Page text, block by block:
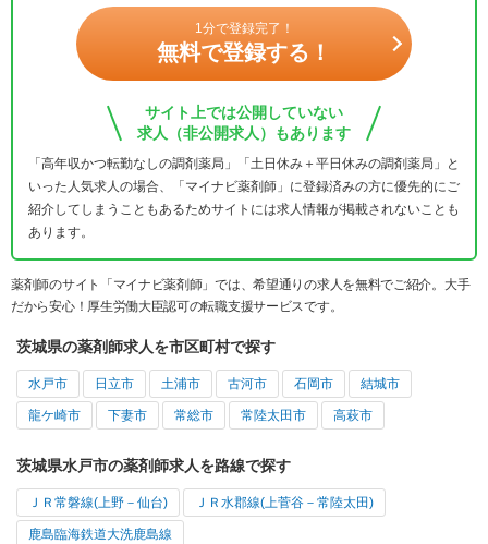
1分で登録完了！
無料で登録する！
サイト上では公開していない
求人（非公開求人）もあります
「高年収かつ転勤なしの調剤薬局」「土日休み＋平日休みの調剤薬局」と
いった人気求人の場合、「マイナビ薬剤師」に登録済みの方に優先的にご
紹介してしまうこともあるためサイトには求人情報が掲載されないことも
あります。
薬剤師のサイト「マイナビ薬剤師」では、希望通りの求人を無料でご紹介。大手
だから安心！厚生労働大臣認可の転職支援サービスです。
茨城県の薬剤師求人を市区町村で探す
水戸市 日立市 土浦市 古河市 石岡市 結城市
龍ケ崎市 下妻市 常総市 常陸太田市 高萩市
茨城県水戸市の薬剤師求人を路線で探す
ＪＲ常磐線(上野－仙台) ＪＲ水郡線(上菅谷－常陸太田)
鹿島臨海鉄道大洗鹿島線